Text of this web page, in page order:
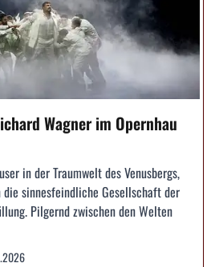
Wagner im Opernhau
in der Traumwelt des Venusbergs,
sinnesfeindliche Gesellschaft der
Pilgernd zwischen den Welten